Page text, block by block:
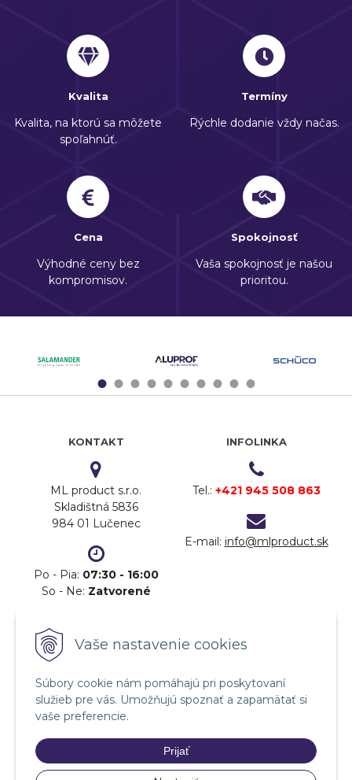
Vaše nastavenie cookies
Súbory cookie nám pomáhajú pri poskytovaní
služieb pre vás. Umožňujú spoznať a zapamätať si
vaše preferencie.
Prijať
Kvalita
Kvalita, na ktorú sa môžete
spoľahnúť.
Termíny
Rýchle dodanie vždy načas.
Cena
Výhodné ceny bez
kompromisov.
Spokojnosť
Vaša spokojnosť je našou
prioritou.
12345678910
KONTAKT
ML product s.r.o.
Skladištná 5836
984 01 Lučenec
Po - Pia: 07:30 - 16:00
So - Ne: Zatvorené
INFOLINKA
Tel.: +421 945 508 863
E-mail: info@mlproduct.sk